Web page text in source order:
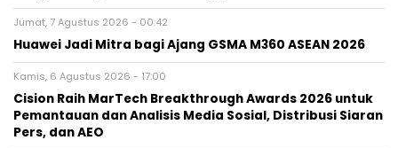
Jumat, 7 Agustus 2026 - 00:42
Huawei Jadi Mitra bagi Ajang GSMA M360 ASEAN 2026
Kamis, 6 Agustus 2026 - 17:00
Cision Raih MarTech Breakthrough Awards 2026 untuk
Pemantauan dan Analisis Media Sosial, Distribusi Siaran
Pers, dan AEO